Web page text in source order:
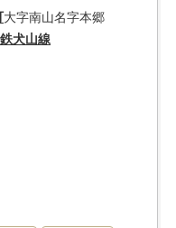
大字南山名字本郷
犬山線